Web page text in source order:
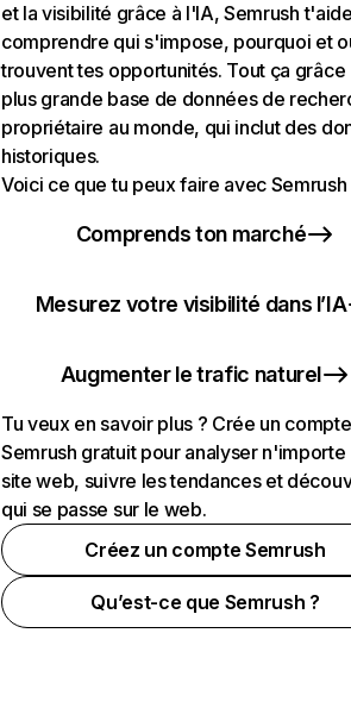
et la visibilité grâce à l'IA, Semrush
comprendre qui s'impose, pourquoi et
trouvent tes opportunités. Tout ça grâce
plus grande base de données de
propriétaire au monde, qui inclut des
historiques.
Voici ce que tu peux faire avec Semrush
Comprends ton marché
Mesurez votre visibilité dans l’IA
Augmenter le trafic naturel
Tu veux en savoir plus ? Crée un compte
Semrush gratuit pour analyser n'importe
site web, suivre les tendances et
qui se passe sur le web.
Créez un compte Semrush
Qu’est-ce que Semrush ?